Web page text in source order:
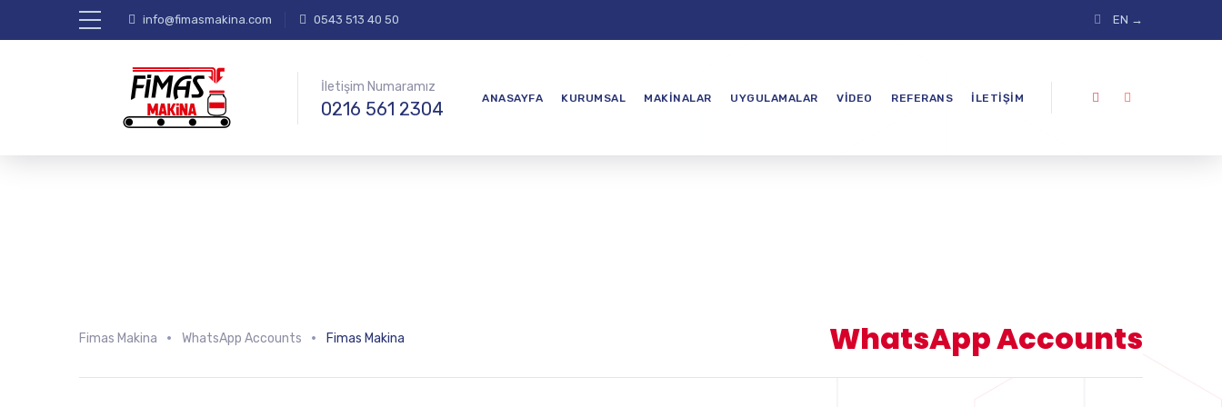
info@fimasmakina.com 0543 513 40 50 EN →
İletişim Numaramız
0216 561 2304 ANASAYFA KURUMSAL MAKINALAR UYGULAMALAR VIDEO REFERANS İLETIŞIM
WhatsApp Accounts
Fimas Makina WhatsApp Accounts Fimas Makina